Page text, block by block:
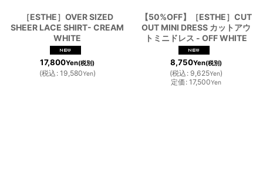
［ESTHE］OVER SIZED
SHEER LACE SHIRT- CREAM
WHITE
17,800Yen(税別)
(税込 : 19,580Yen)
【50%OFF】［ESTHE］CUT
OUT MINI DRESS カットアウ
トミニドレス - OFF WHITE
8,750Yen(税別)
(税込 : 9,625Yen)
定価 : 17,500Yen